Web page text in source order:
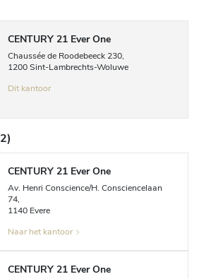
CENTURY 21 Ever One
Chaussée de Roodebeeck 230,
1200 Sint-Lambrechts-Woluwe
Dit kantoor
2)
CENTURY 21 Ever One
Av. Henri Conscience/H. Consciencelaan
74,
1140 Evere
Naar het kantoor
CENTURY 21 Ever One